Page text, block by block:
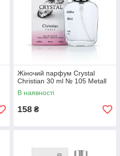
Жіночий парфум Crystal
Christian 30 ml № 105 Metall
В наявності
158 ₴